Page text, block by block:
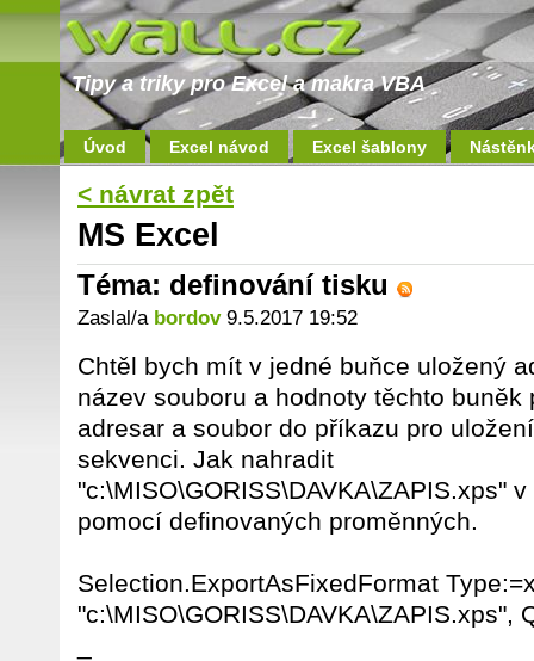
Tipy a triky pro Excel a makra VBA
Úvod Excel návod Excel šablony
< návrat zpět
MS Excel
Téma: definování tisku
Zaslal/a bordov9.5.2017 19:52
Chtěl bych mít v jedné buňce uložený
název souboru a hodnoty těchto buněk
adresar a soubor do příkazu pro
sekvenci. Jak nahradit
"c:\MISO\GORISS\DAVKA\ZAPIS.xps"
pomocí definovaných proměnných.
Selection.ExportAsFixedFormat
"c:\MISO\GORISS\DAVKA\ZAPIS.xps",